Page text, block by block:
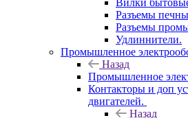
Разъемы
Разъемы
Удлиннители.
Промышленное
Назад
Промышленное
Контакторы и доп
двигателей.
Назад